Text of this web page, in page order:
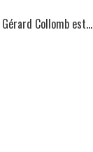
Collomb est...